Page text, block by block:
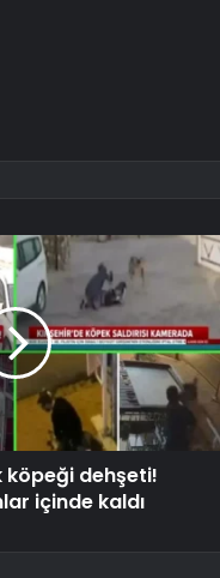
köpeği dehşeti!
içinde kaldı